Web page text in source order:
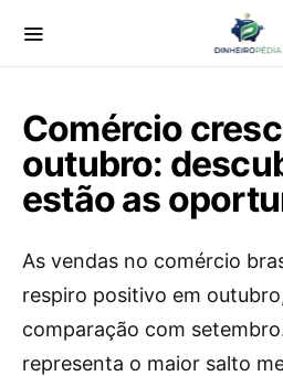
Comércio
outubro:
estão as
As vendas no comércio
respiro positivo em
comparação com
representa o maior salto